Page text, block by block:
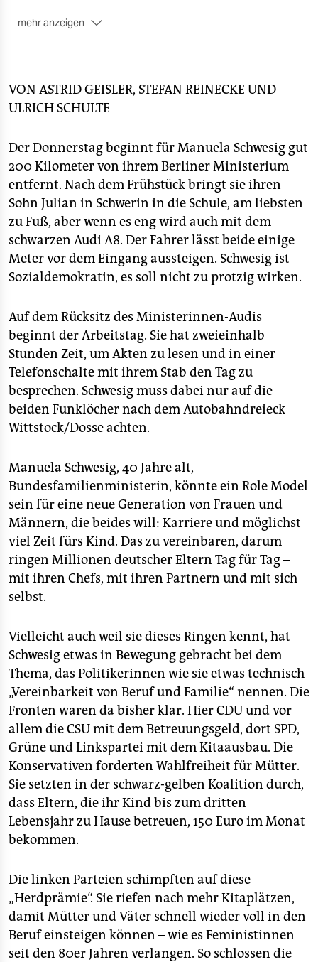
epaper login
mehr anzeigen
Elterngeld beziehen, wenn sie nach der Geburt ihres
Kindes in Teilzeit arbeiten. Sie bekommen in der
Summe mehr Geld als Eltern, die nur 14 Monate
2015.
■ Die Schieflage:Väter arbeiten eher Vollzeit, Mütter
eher nicht. Laut einer Studie des
Bundesfamilienministeriums von 2012 haben in 44
Prozent aller Familien mit Kindern unter 18 Jahren die
Väter Vollzeitjobs, die Mütter machen Teilzeit. In 30
Prozent der Familien sind die Väter die
Alleinverdiener, die Mütter nur bei vier Prozent.
VON ASTRID GEISLER, STEFAN REINECKE UND
ULRICH SCHULTE
Der Donnerstag beginnt für Manuela Schwesig gut
200 Kilometer von ihrem Berliner Ministerium
entfernt. Nach dem Frühstück bringt sie ihren
Sohn Julian in Schwerin in die Schule, am liebsten
zu Fuß, aber wenn es eng wird auch mit dem
schwarzen Audi A8. Der Fahrer lässt beide einige
Meter vor dem Eingang aussteigen. Schwesig ist
Sozialdemokratin, es soll nicht zu protzig wirken.
Auf dem Rücksitz des Ministerinnen-Audis
beginnt der Arbeitstag. Sie hat zweieinhalb
Stunden Zeit, um Akten zu lesen und in einer
Telefonschalte mit ihrem Stab den Tag zu
besprechen. Schwesig muss dabei nur auf die
beiden Funklöcher nach dem Autobahndreieck
Wittstock/Dosse achten.
Manuela Schwesig, 40 Jahre alt,
Bundesfamilienministerin, könnte ein Role Model
sein für eine neue Generation von Frauen und
Männern, die beides will: Karriere und möglichst
viel Zeit fürs Kind. Das zu vereinbaren, darum
ringen Millionen deutscher Eltern Tag für Tag –
mit ihren Chefs, mit ihren Partnern und mit sich
selbst.
Vielleicht auch weil sie dieses Ringen kennt, hat
Schwesig etwas in Bewegung gebracht bei dem
Thema, das Politikerinnen wie sie etwas technisch
„Vereinbarkeit von Beruf und Familie“ nennen. Die
Fronten waren da bisher klar. Hier CDU und vor
allem die CSU mit dem Betreuungsgeld, dort SPD,
Grüne und Linkspartei mit dem Kitaausbau. Die
Konservativen forderten Wahlfreiheit für Mütter.
Sie setzten in der schwarz-gelben Koalition durch,
dass Eltern, die ihr Kind bis zum dritten
Lebensjahr zu Hause betreuen, 150 Euro im Monat
bekommen.
Die linken Parteien schimpften auf diese
„Herdprämie“. Sie riefen nach mehr Kitaplätzen,
damit Mütter und Väter schnell wieder voll in den
Beruf einsteigen können – wie es Feministinnen
seit den 80er Jahren verlangen. So schlossen die